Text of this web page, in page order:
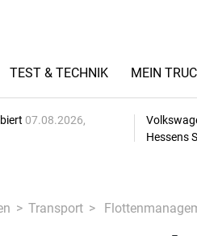
TEST & TECHNIK MEIN
07.08.2026,
Hessens
Transport